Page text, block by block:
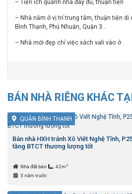
– Tiện ích quanh nhà đầy đủ, thuận tiện
– Nhà nằm ở vị trí trung tâm, thuận tiện di
Bình Thạnh, Phú Nhuận, Quận 3…
– Nhà mới đẹp chỉ việc xách vali vào ở
BÁN NHÀ RIÊNG KHÁC
QUẬN BÌNH THẠNH
Bán nhà HXH tránh Xô Viết Nghệ Tĩnh,
tầng BTCT thương lượng tốt
Nhà đất bán 42m 2
3 năm trước